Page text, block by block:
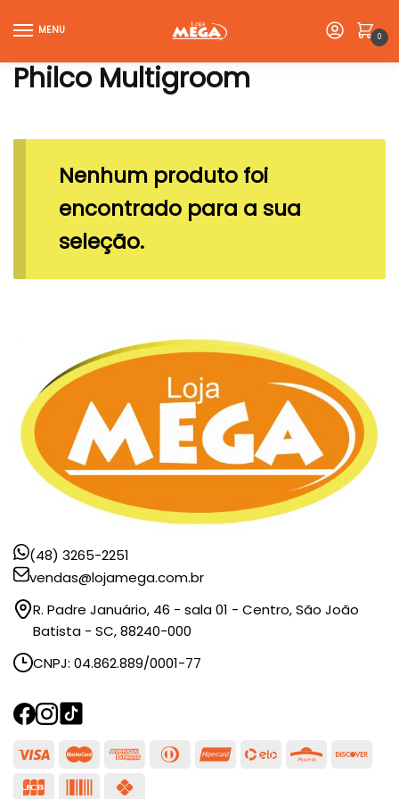
to
to
MENU
0
Philco Multigroom
Nenhum produto foi
encontrado para a sua
seleção.
(48) 3265-2251
vendas@lojamega.com.br
R. Padre Januário, 46 - sala 01 - Centro, São João
Batista - SC, 88240-000
CNPJ: 04.862.889/0001-77